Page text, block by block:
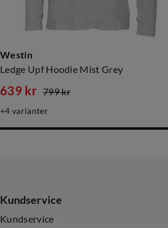
Westin
Ledge Upf Hoodie Mist Grey
price
639 kr
price
799 kr
4 varianter
Kundservice
Kundservice